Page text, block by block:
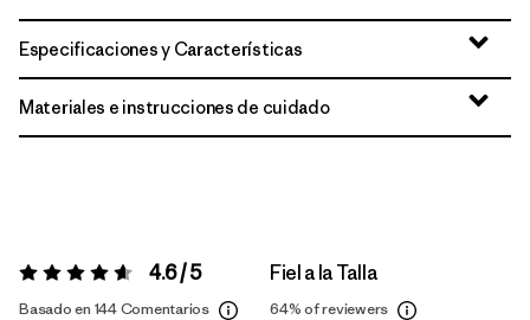
Especificaciones y Características
Materiales e instrucciones de cuidado
Valoración:4.6 / 5 4.6 / 5
Basado en 144 Comentarios
Fiel a la Talla
64%of reviewers